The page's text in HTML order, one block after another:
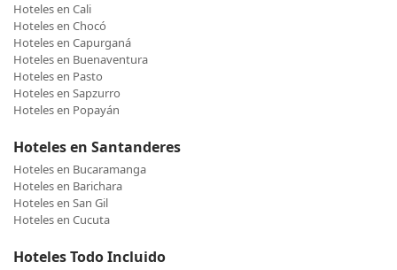
Hoteles en Cali
Hoteles en Chocó
Hoteles en Capurganá
Hoteles en Buenaventura
Hoteles en Pasto
Hoteles en Sapzurro
Hoteles en Popayán
Hoteles en Santanderes
Hoteles en Bucaramanga
Hoteles en Barichara
Hoteles en San Gil
Hoteles en Cucuta
Hoteles Todo Incluido